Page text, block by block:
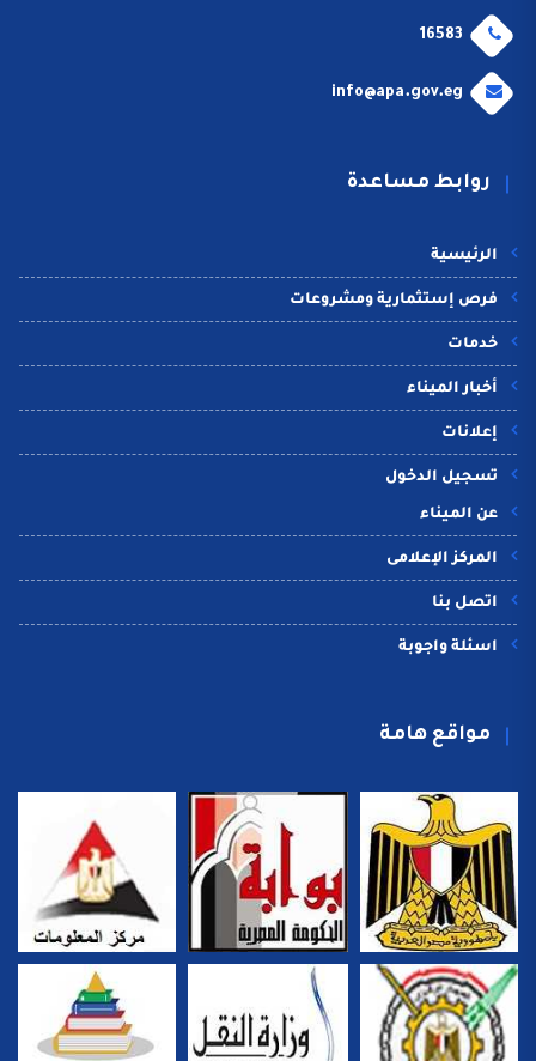
16583
info@apa.gov.eg
روابط مساعدة
الرئيسية
فرص إستثمارية ومشروعات
خدمات
أخبار الميناء
إعلانات
تسجيل الدخول
عن الميناء
المركز الإعلامى
اتصل بنا
اسئلة واجوبة
مواقع هامة